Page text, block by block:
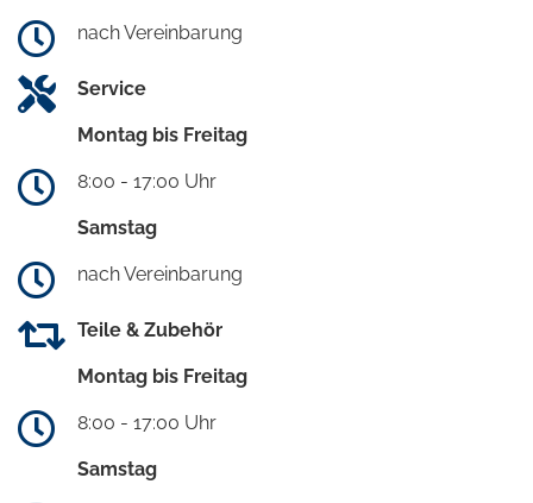
nach Vereinbarung
Service
Montag bis Freitag
8:00 - 17:00 Uhr
Samstag
nach Vereinbarung
Teile & Zubehör
Montag bis Freitag
8:00 - 17:00 Uhr
Samstag